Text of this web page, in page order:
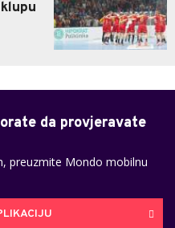
da provjeravate
preuzmite Mondo mobilnu